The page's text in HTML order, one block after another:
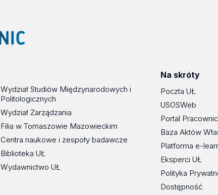
Wydział Studiów Międzynarodowych i
Politologicznych
Wydział Zarządzania
Filia w Tomaszowie Mazowieckim
Centra naukowe i zespoły badawcze
Biblioteka UŁ
Wydawnictwo UŁ
Na skróty
Poczta UŁ
USOSWeb
Portal
Baza Aktów
Platforma e-
Eksperci UŁ
Polityka
Dostępność